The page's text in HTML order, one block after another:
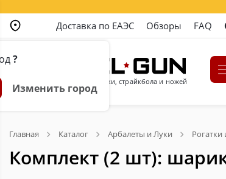
?
Изменить город
Доставка по ЕАЭС Обзоры FAQ
Магазин пневматики, страйкбола и ножей
Главная Каталог Арбалеты и Луки Рогатки
Комплект (2 шт):